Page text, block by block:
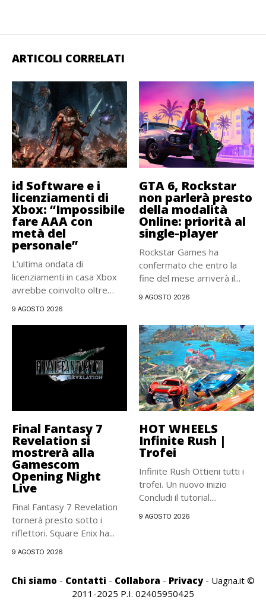
ARTICOLI CORRELATI
id Software e i
licenziamenti di
Xbox: “Impossibile
fare AAA con
metà del
personale”
L’ultima ondata di
licenziamenti in casa Xbox
avrebbe coinvolto oltre
9 AGOSTO 2026
GTA 6, Rockstar
non parlerà presto
della modalità
Online: priorità al
single-player
Rockstar Games ha
confermato che entro la
fine del mese arriverà il...
9 AGOSTO 2026
Final Fantasy 7
Revelation si
mostrerà alla
Gamescom
Opening Night
Live
Final Fantasy 7 Revelation
tornerà presto sotto i
riflettori. Square Enix ha...
9 AGOSTO 2026
HOT WHEELS
Infinite Rush |
Trofei
Infinite Rush Ottieni tutti i
trofei. Un nuovo inizio
Concludi il tutorial....
9 AGOSTO 2026
Chi siamo - Contatti - Collabora - Privacy- Uagna.it ©
2011-2025 P.I. 02405950425